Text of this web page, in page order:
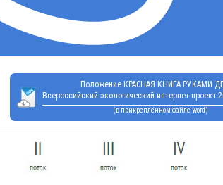
Положение КРАСНАЯ КНИГА РУКАМИ
Всероссийский экологический интернет-проект
(в прикреплённом файле word)